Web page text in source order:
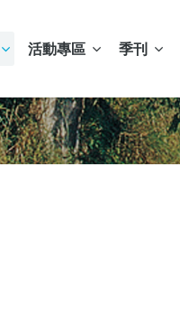
活動專區 季刊